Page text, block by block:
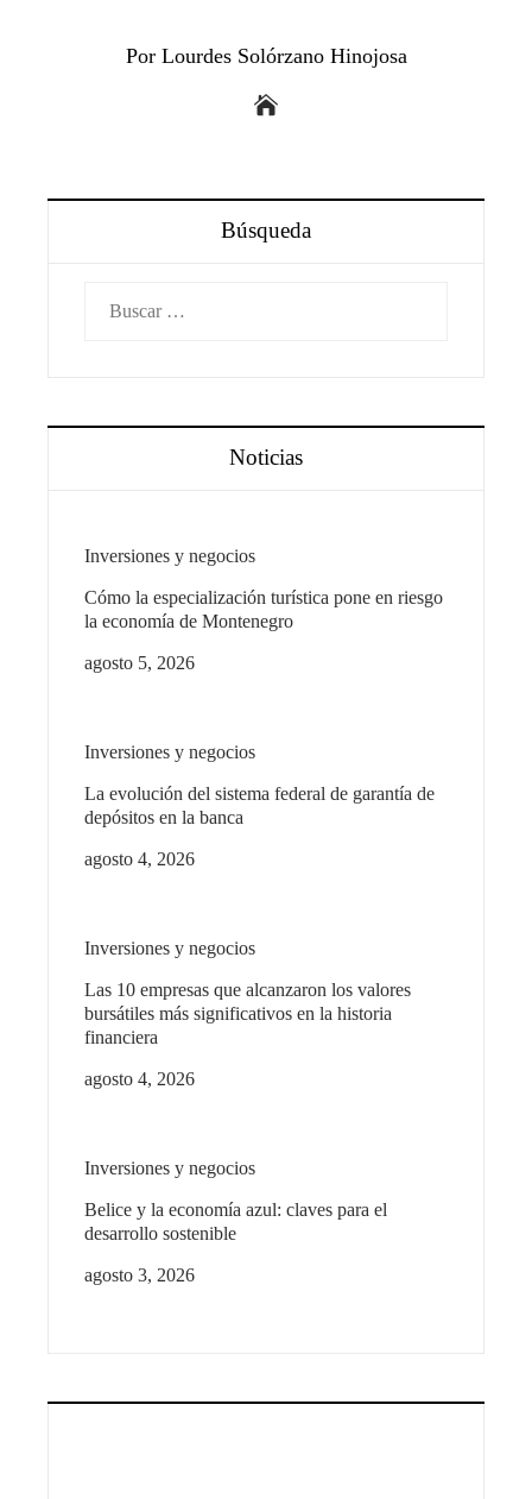
Por Lourdes Solórzano Hinojosa
Búsqueda
Noticias
Inversiones y negocios
Cómo la especialización turística pone en riesgo
la economía de Montenegro
agosto 5, 2026
Inversiones y negocios
La evolución del sistema federal de garantía de
depósitos en la banca
agosto 4, 2026
Inversiones y negocios
Las 10 empresas que alcanzaron los valores
bursátiles más significativos en la historia
financiera
agosto 4, 2026
Inversiones y negocios
Belice y la economía azul: claves para el
desarrollo sostenible
agosto 3, 2026